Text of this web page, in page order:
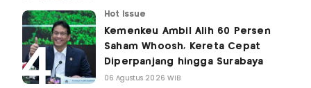
Hot Issue
Kemenkeu Ambil Alih 60 Persen
Saham Whoosh, Kereta Cepat
Diperpanjang hingga Surabaya
06 Agustus 2026 WIB